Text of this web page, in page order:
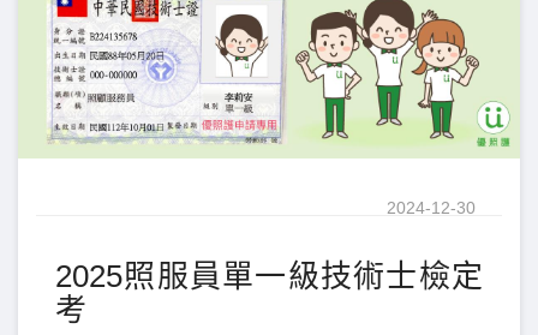
2024-12-30
2025照服員單一級技術士檢定
考